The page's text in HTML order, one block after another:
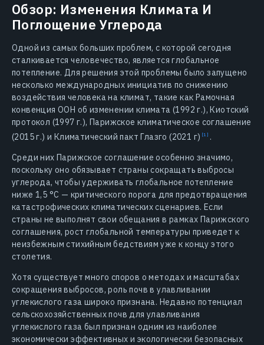
Обзор: Изменения Климата И
Поглощение Углерода
Одной из самых больших проблем, с которой сегодня
сталкивается человечество, является глобальное
потепление. Для решения этой проблемы было запущено
несколько международных инициатив по снижению
воздействия человека на климат, такие как Рамочная
конвенция ООН об изменении климата (1992 г.), Киотский
протокол (1997 г.), Парижское климатическое соглашение
(2015 г.) и Климатический пакт Глазго(2021 г)
.
Среди них Парижское соглашение особенно значимо,
поскольку оно обязывает страны сокращать выбросы
углерода, чтобы удерживать глобальное потепление
ниже 1,5 °C — критического порога для предотвращения
катастрофических климатических сценариев. Если
страны не выполнят свои обещания в рамках Парижского
соглашения, рост глобальной температуры приведет к
неизбежным стихийным бедствиям уже к концу этого
столетия.
Хотя существует много споров о методах и масштабах
сокращения выбросов, роль почв в улавливании
углекислого газа широко признана. Недавно потенциал
сельскохозяйственных почв для улавливания
углекислого газа был признан одним из наиболее
экономически эффективных и экологически безопасных